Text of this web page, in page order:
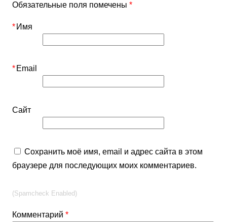
Обязательные поля помечены*
Комментарий*
Имя
*
Email
*
Сайт
Сохранить моё имя, email и адрес сайта в этом
браузере для последующих моих комментариев.
(Spamcheck Enabled)